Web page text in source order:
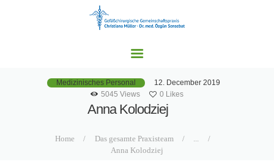
Medizinisches Personal
12. December 2019
5045 Views 0 Likes
Anna Kolodziej
Home Das gesamte Praxisteam
...
Anna Kolodziej
UNSERE PRAXEN
LEISTUNGSSPEKTRU
AKTUELLES
KONTAKT